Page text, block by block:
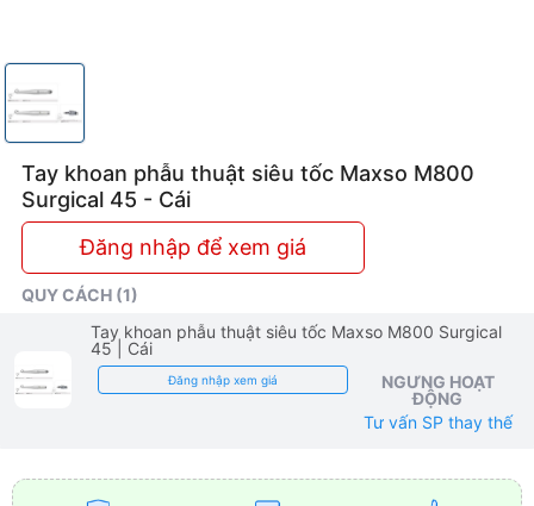
Tay khoan phẫu thuật siêu tốc Maxso M800
Surgical 45 - Cái
Đăng nhập để xem giá
QUY CÁCH (1)
Tay khoan phẫu thuật siêu tốc Maxso M800 Surgical
45
| Cái
Đăng nhập xem giá
NGƯNG HOẠT
ĐỘNG
Tư vấn SP thay thế